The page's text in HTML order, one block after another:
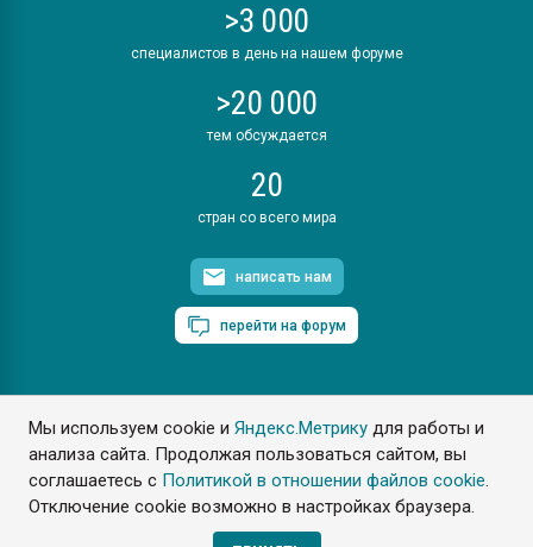
Мы используем cookie иЯндекс.Метрику для работы и
анализа сайта. Продолжая пользоваться сайтом, вы
соглашаетесь с Политикой в отношении файлов cookie.
Отключение cookie возможно в настройках браузера.
>3 000
специалистов в день на нашем форуме
>20 000
тем обсуждается
20
стран со всего мира
написать нам
перейти на форум
ПластЭксперт © 2006. Все права защищены
Разрешается копирование материалов сайта с обязательной
ссылкой на www.e-plastic.ru
Разработка сайта